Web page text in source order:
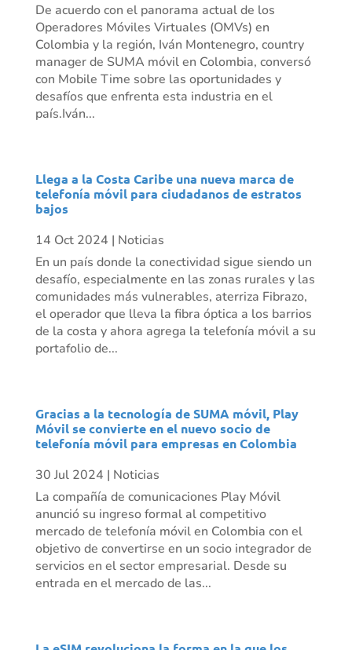
De acuerdo con el panorama actual de los
Operadores Móviles Virtuales (OMVs) en
Colombia y la región, Iván Montenegro, country
manager de SUMA móvil en Colombia, conversó
con Mobile Time sobre las oportunidades y
desafíos que enfrenta esta industria en el
país.Iván...
Llega a la Costa Caribe una nueva marca de
telefonía móvil para ciudadanos de estratos
bajos
14 Oct 2024 | Noticias
En un país donde la conectividad sigue siendo un
desafío, especialmente en las zonas rurales y las
comunidades más vulnerables, aterriza Fibrazo,
el operador que lleva la fibra óptica a los barrios
de la costa y ahora agrega la telefonía móvil a su
portafolio de...
Gracias a la tecnología de SUMA móvil, Play
Móvil se convierte en el nuevo socio de
telefonía móvil para empresas en Colombia
30 Jul 2024 | Noticias
La compañía de comunicaciones Play Móvil
anunció su ingreso formal al competitivo
mercado de telefonía móvil en Colombia con el
objetivo de convertirse en un socio integrador de
servicios en el sector empresarial. Desde su
entrada en el mercado de las...